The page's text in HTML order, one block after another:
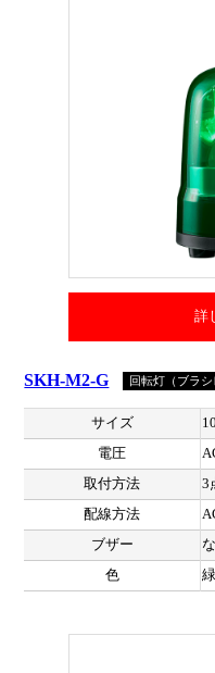
詳
SKH-M2-G 回転灯（ブラ
サイズ
電圧
取付方法
3
配線方法
ブザー
色
緑